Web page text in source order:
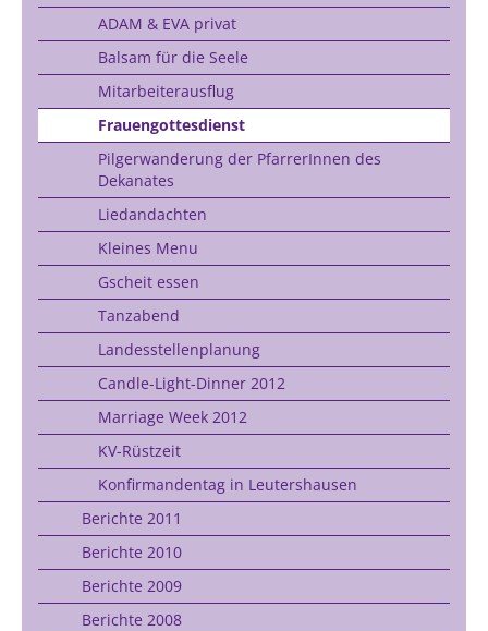
ADAM & EVA privat
Balsam für die Seele
Mitarbeiterausflug
Frauengottesdienst
Pilgerwanderung der PfarrerInnen des
Dekanates
Liedandachten
Kleines Menu
Gscheit essen
Tanzabend
Landesstellenplanung
Candle-Light-Dinner 2012
Marriage Week 2012
KV-Rüstzeit
Konfirmandentag in Leutershausen
Berichte 2011
Berichte 2010
Berichte 2009
Berichte 2008